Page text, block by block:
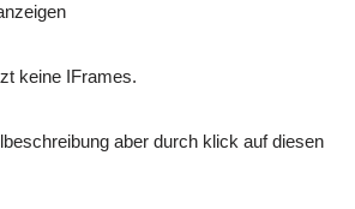
keine IFrames.
aber durch klick auf diesen